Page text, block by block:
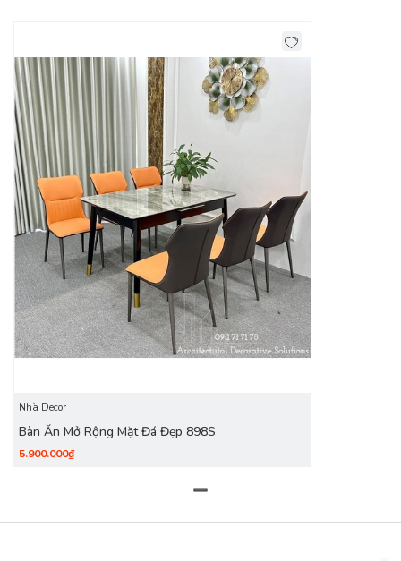
Mẫu bàn ăn đẹp sở hữu phần mặt bàn làm từ mặt đá cao
cấp kết hợp cùng chân gỗ đẹp vững chắc. Bàn ăn có thể
rộng từ 1300mm thành 1600mmtùy theo nhu cầu sử dụng
của gia chủ. Việc của bạn là chỉ cần trang bị đầy đủ số ghế
cho cả gia đình và tốt nhất là số lượng ghế nên dư ra một
chút để có thể tiếp đón các vị khách đến dùng bữa cùng gia
đình bạn.
Nhà Decor
Bàn Ăn Mở Rộng Mặt Đá Đẹp 898S
5.900.000₫